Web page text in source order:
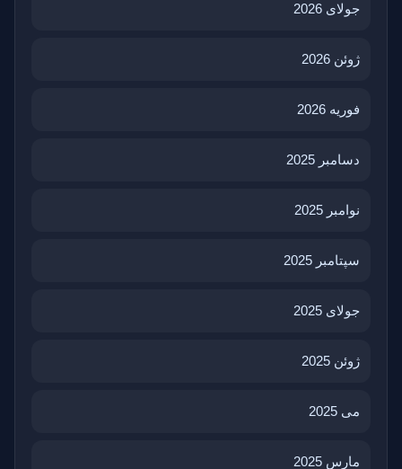
جولای 2026
ژوئن 2026
فوریه 2026
دسامبر 2025
نوامبر 2025
سپتامبر 2025
جولای 2025
ژوئن 2025
می 2025
مارس 2025